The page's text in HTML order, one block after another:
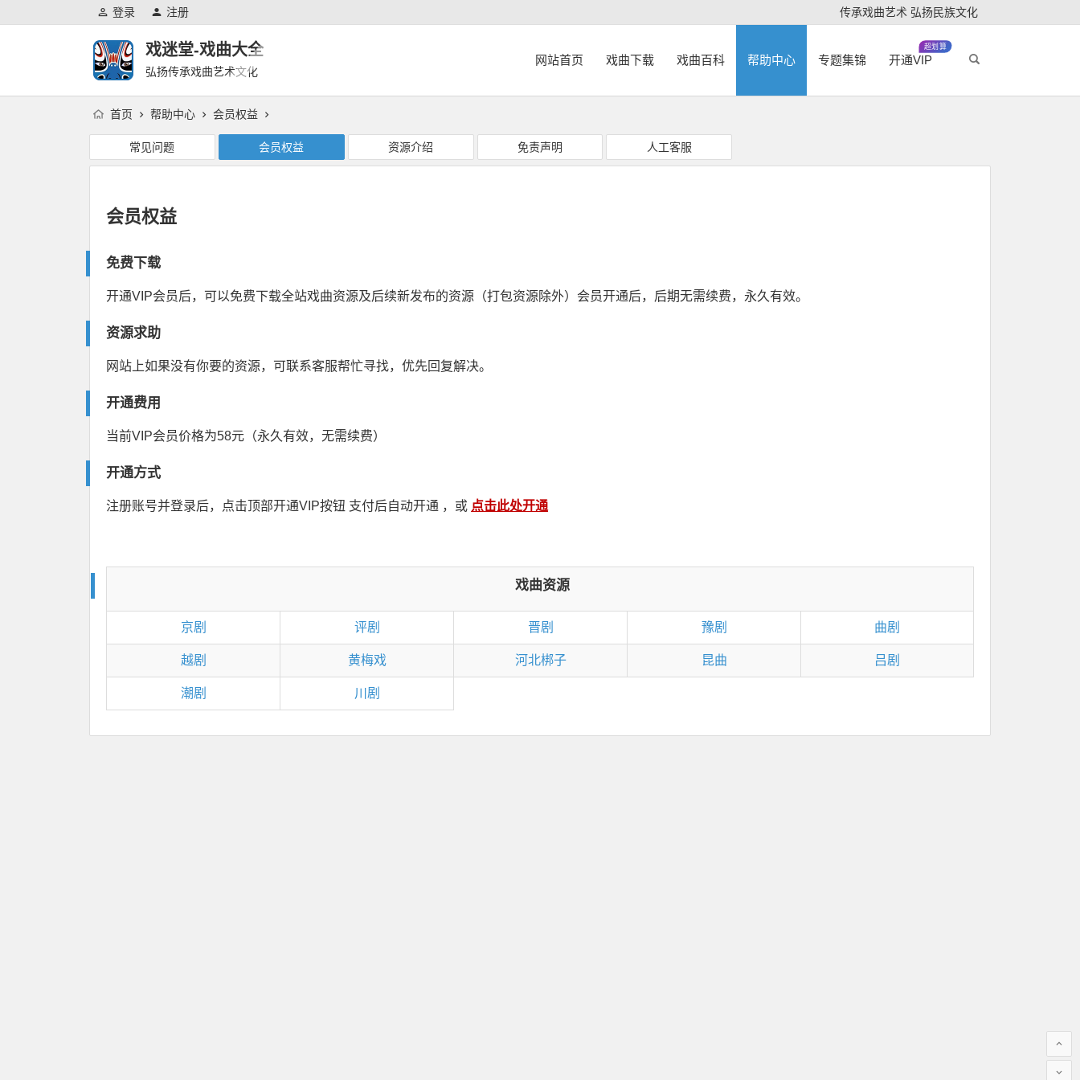
登录 注册 传承戏曲艺术 弘扬民族文化
戏迷堂-戏曲大全
弘扬传承戏曲艺术文化
网站首页 戏曲下载 戏曲百科 帮助中心 专题集锦 开通VIP
超划算
首页 帮助中心 会员权益
常见问题 会员权益 资源介绍 免责声明 人工客服
会员权益
免费下载
开通VIP会员后，可以免费下载全站戏曲资源及后续新发布的资源（打包资源除外）会员开通后，后期无需续费，永久有效。
资源求助
网站上如果没有你要的资源，可联系客服帮忙寻找，优先回复解决。
开通费用
当前VIP会员价格为58元（永久有效，无需续费）
开通方式
注册账号并登录后，点击顶部开通VIP按钮 支付后自动开通 ，或 点击此处开通
戏曲资源
京剧 评剧 晋剧 豫剧 曲剧
越剧 黄梅戏 河北梆子 昆曲 吕剧
潮剧 川剧